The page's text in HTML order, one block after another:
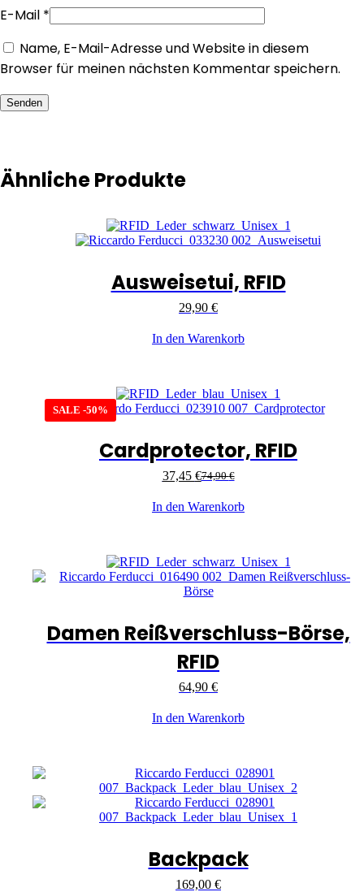
E-Mail *
Name, E-Mail-Adresse und Website in diesem
Browser für meinen nächsten Kommentar speichern.
Senden
Ähnliche Produkte
Ausweisetui, RFID
29,90 €
In den Warenkorb
SALE -50%
Cardprotector, RFID
74,90€
37,45 €
In den Warenkorb
Damen Reißverschluss-Börse,
RFID
64,90 €
In den Warenkorb
Backpack
169,00 €